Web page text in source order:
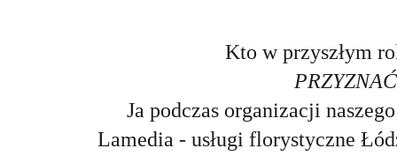
Kto w przyszłym
Ja podczas organizacji
Lamedia - usługi florystyczne